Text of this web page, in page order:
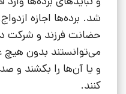
شد. برده‌ها اجازه
حضانت فرزند و شرکت در
می‌توانستند بدون هیچ
و یا آن‌ها را بکشند و
کنند.